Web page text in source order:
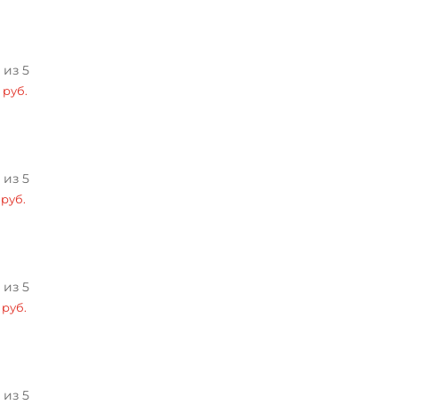
из 5
руб.
из 5
руб.
из 5
руб.
из 5